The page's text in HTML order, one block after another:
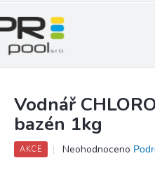
Vodnář
bazén 1kg
AKCE
Průměrné
Neohodnoceno